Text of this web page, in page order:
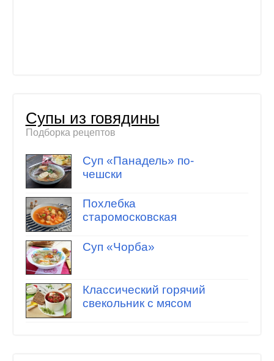
Супы из говядины
Подборка рецептов
Суп «Панадель» по-
чешски
Похлебка
старомосковская
Суп «Чорба»
Классический горячий
свекольник с мясом